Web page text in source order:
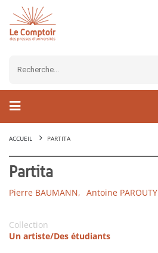
ACCUEIL PARTITA
Partita
Pierre BAUMANN, Antoine PAROUTY
Collection
Un artiste/Des étudiants